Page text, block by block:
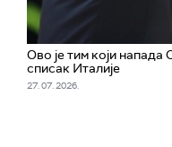
Ово је тим који
списак Италије
27. 07. 2026.